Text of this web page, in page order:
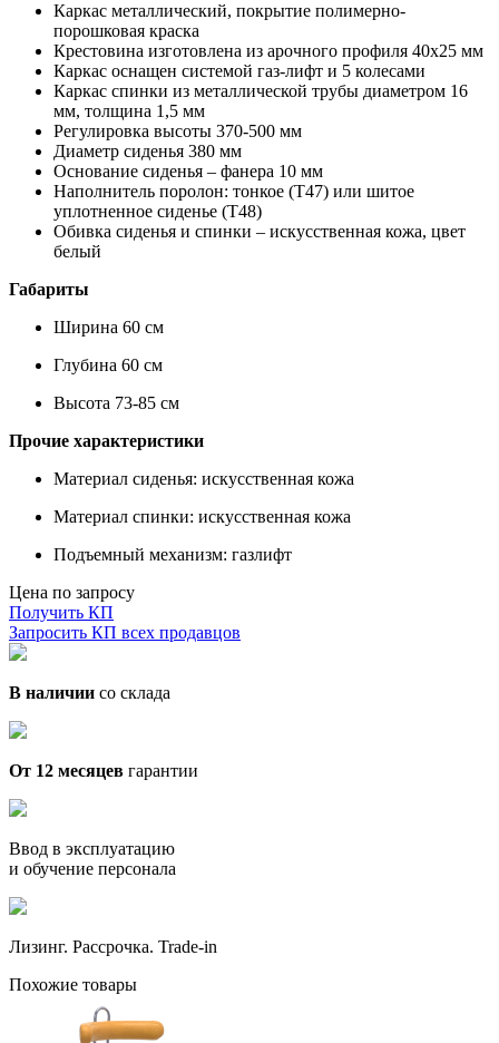
Каркас металлический, покрытие полимерно-
порошковая краска
Крестовина изготовлена из арочного профиля 40х25 мм
Каркас оснащен системой газ-лифт и 5 колесами
Каркас спинки из металлической трубы диаметром 16
мм, толщина 1,5 мм
Регулировка высоты 370-500 мм
Диаметр сиденья 380 мм
Основание сиденья – фанера 10 мм
Наполнитель поролон: тонкое (Т47) или шитое
уплотненное сиденье (Т48)
Обивка сиденья и спинки – искусственная кожа, цвет
белый
Габариты
Ширина 60 см
Глубина 60 см
Высота 73-85 см
Прочие характеристики
Материал сиденья: искусственная кожа
Материал спинки: искусственная кожа
Подъемный механизм: газлифт
Цена по запросу
Получить КП
Запросить КП всех продавцов
В наличии со склада
От 12 месяцев гарантии
Ввод в эксплуатацию
и обучение персонала
Лизинг. Рассрочка. Trade-in
Похожие товары